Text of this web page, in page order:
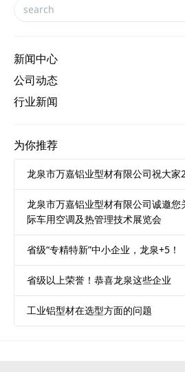
新闻中心
公司动态
行业新闻
为你推荐
龙泉市万嘉铝业型材有限公司祝大家
龙泉市万嘉铝业型材有限公司诚邀
际车用空调及热管理技术展览会
省级“专精特新”中小企业，龙泉+5！
省级以上荣誉！恭喜龙泉这些企业
工业铝型材在选型方面的问题